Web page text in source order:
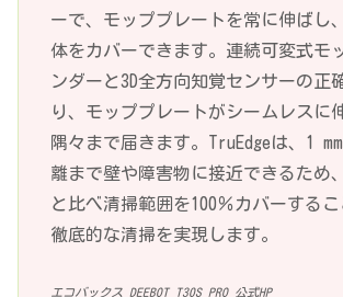
ーで、モッププレートを常に伸ばし
体をカバーできます。連続可変式モ
ンダーと3D全方向知覚センサーの正
り、モッププレートがシームレスに
隅々まで届きます。TruEdgeは、1
離まで壁や障害物に接近できるため
と比べ清掃範囲を100％カバーするこ
徹底的な清掃を実現します。
エコバックス DEEBOT T30S PRO 公式HP